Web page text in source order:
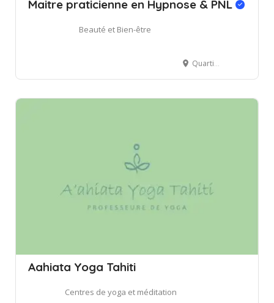
Maitre praticienne en Hypnose & PNL
Beauté et Bien-être
Quartier Sainte Amélie à Papeete
Aahiata Yoga Tahiti
Centres de yoga et méditation